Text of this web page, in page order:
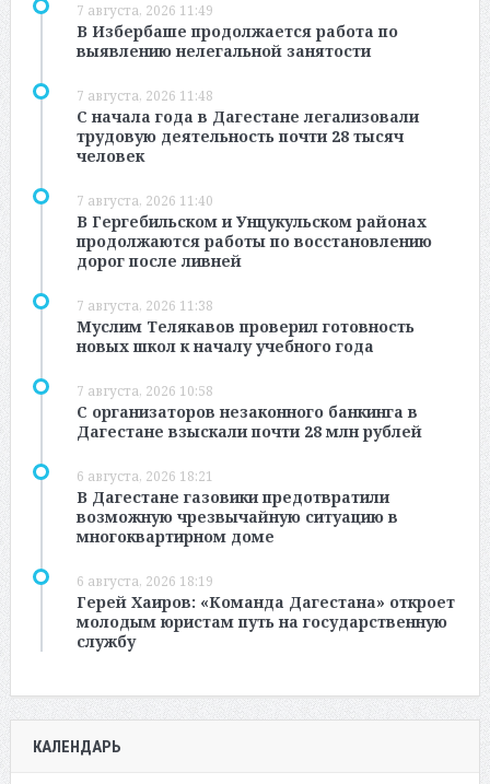
7 августа, 2026 11:49
В Избербаше продолжается работа по
выявлению нелегальной занятости
7 августа, 2026 11:48
С начала года в Дагестане легализовали
трудовую деятельность почти 28 тысяч
человек
7 августа, 2026 11:40
В Гергебильском и Унцукульском районах
продолжаются работы по восстановлению
дорог после ливней
7 августа, 2026 11:38
Муслим Телякавов проверил готовность
новых школ к началу учебного года
7 августа, 2026 10:58
С организаторов незаконного банкинга в
Дагестане взыскали почти 28 млн рублей
6 августа, 2026 18:21
В Дагестане газовики предотвратили
возможную чрезвычайную ситуацию в
многоквартирном доме
6 августа, 2026 18:19
Герей Хаиров: «Команда Дагестана» откроет
молодым юристам путь на государственную
службу
КАЛЕНДАРЬ